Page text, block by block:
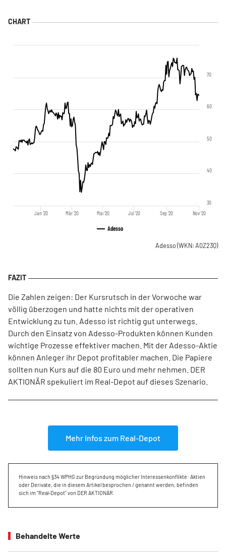
Adesso
Jan '20 Mär '20 Mai '20 Jul '20 Sep '20 Nov '20
30
40
50
60
70
Adesso (WKN: A0Z23Q)
Die Zahlen zeigen: Der Kursrutsch in der Vorwoche war
völlig überzogen und hatte nichts mit der operativen
Entwicklung zu tun. Adesso ist richtig gut unterwegs.
Durch den Einsatz von Adesso-Produkten können Kunden
wichtige Prozesse effektiver machen. Mit der Adesso-Aktie
können Anleger ihr Depot profitabler machen. Die Papiere
sollten nun Kurs auf die 80 Euro und mehr nehmen. DER
AKTIONÄR spekuliert im Real-Depot auf dieses Szenario.
Mehr Infos zum Real-Depot
Hinweis nach §34 WPHG zur Begründung möglicher Interessenkonflikte: Aktien
oder Derivate, die in diesem Artikel besprochen / genannt werden, befinden
sich im "Real-Depot" von DER AKTIONÄR.
Behandelte Werte